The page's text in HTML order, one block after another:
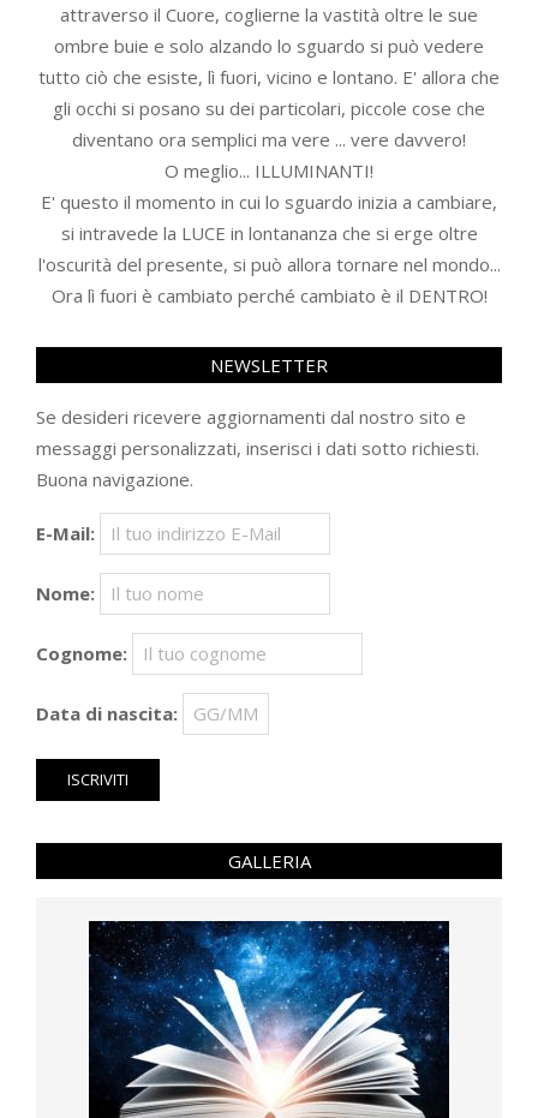
attraverso il Cuore, coglierne la vastità oltre le sue
ombre buie e solo alzando lo sguardo si può vedere
tutto ciò che esiste, lì fuori, vicino e lontano. E' allora che
gli occhi si posano su dei particolari, piccole cose che
diventano ora semplici ma vere ... vere davvero!
O meglio... ILLUMINANTI!
E' questo il momento in cui lo sguardo inizia a cambiare,
si intravede la LUCE in lontananza che si erge oltre
l'oscurità del presente, si può allora tornare nel mondo...
Ora lì fuori è cambiato perché cambiato è il DENTRO!
NEWSLETTER
Se desideri ricevere aggiornamenti dal nostro sito e
messaggi personalizzati, inserisci i dati sotto richiesti.
Buona navigazione.
E-Mail:
Nome:
Cognome:
Data di nascita:
GALLERIA